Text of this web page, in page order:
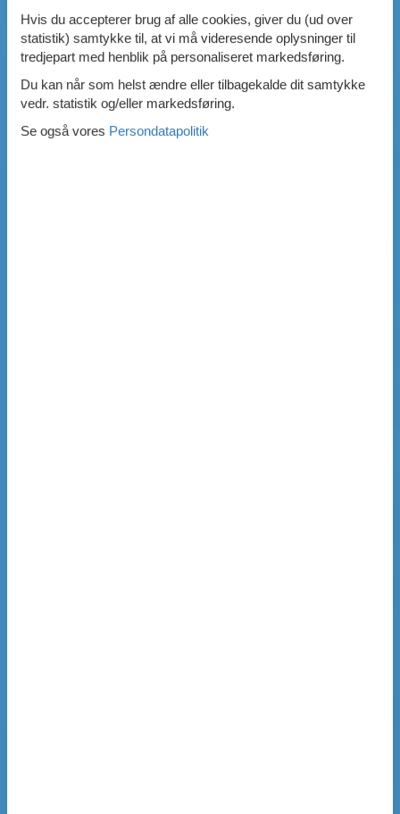
Hvis du accepterer brug af alle cookies, giver du (ud over
statistik) samtykke til, at vi må videresende oplysninger til
tredjepart med henblik på personaliseret markedsføring.
Du kan når som helst ændre eller tilbagekalde dit samtykke
vedr. statistik og/eller markedsføring.
Se også vores Persondatapolitik